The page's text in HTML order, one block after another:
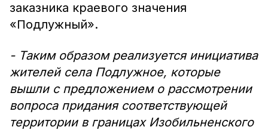
заказника краевого значения
«Подлужный».
- Таким образом реализуется инициатива
жителей села Подлужное, которые
вышли с предложением о рассмотрении
вопроса придания соответствующей
территории в границах Изобильненского